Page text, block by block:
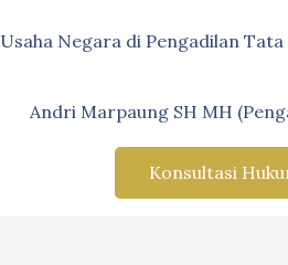
Negara di Pengadilan
Andri Marpaung SH MH
Konsultasi